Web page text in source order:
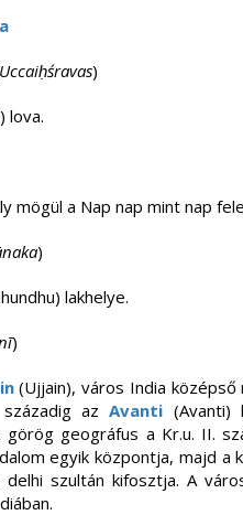
Uccaiḥśravas)
lova.
mögül a Nap nap mint nap
)
lakhelye.
)
(Ujjain), város India középső
századig azAvanti (Avanti)
görög geográfus a Kr.u. II.
egyik központja, majd a
szultán kifosztja. A